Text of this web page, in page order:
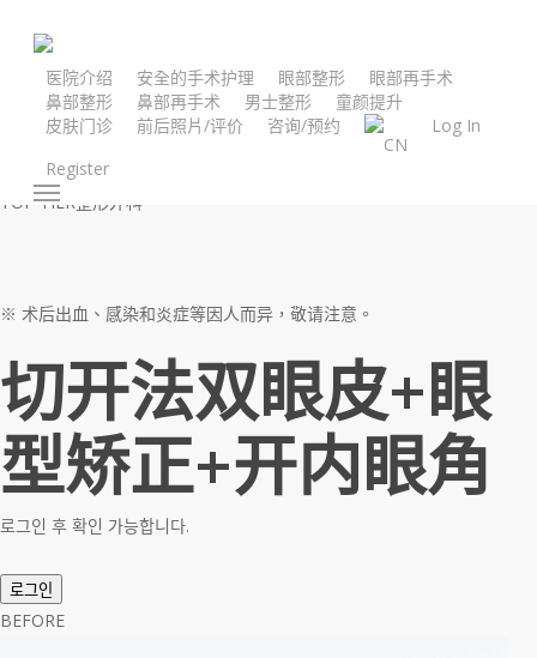
content
医院介绍 安全的手术护理 眼部整形
眼部再手术
鼻部整形
鼻部再手术 男士整形
童颜提升
皮肤门诊
前后照片/评价
咨询/预约
CN
Log In
Register
Menu
TOP TIER整形外科
※ 术后出血、感染和炎症等因人而异，敬请注意。
切开法双眼皮+眼
型矫正+开内眼角
로그인 후 확인 가능합니다.
로그인
BEFORE